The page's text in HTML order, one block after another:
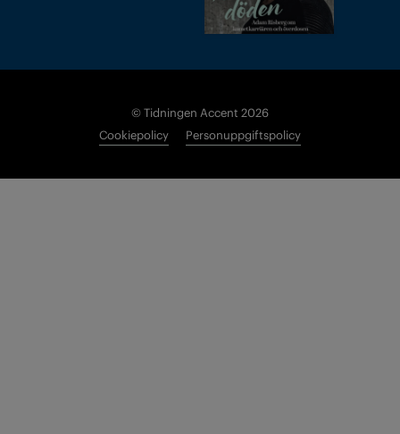
© Tidningen Accent 2026
Cookiepolicy
Personuppgiftspolicy